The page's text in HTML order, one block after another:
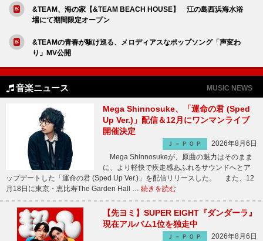
&TEAM、海の家【&TEAM BEACH HOUSE】 江の島西浜海水浴
場にて期間限定オープン
&TEAMの青春が駆け巡る、メロディアスなポップソング「声変わ
り」MV公開
音楽ニュース MUSIC NEWS
Mega Shinnosuke、「運命の君 (Sped
Up Ver.)」配信＆12月にワンマンライブ
開催決定
Ｊ－ＰＯＰ
2026年8月6日
Mega Shinnosukeが、原曲の魅力はそのまま
に、より軽快で疾走感あふれるサウンドへとア
ップデートした「運命の君 (Sped Up Ver.)」を配信リリースした。 また、12
月18日に東京・恵比寿The Garden Hall … 続きを読む
【先ヨミ】SUPER EIGHT『ダンダーラ』
現在アルバム1位を独走中
Ｊ－ＰＯＰ
2026年8月6日